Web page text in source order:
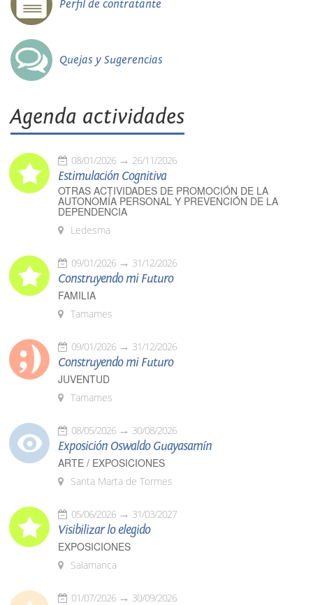
Perfil de contratante
Quejas y Sugerencias
Agenda actividades
08/01/2026 26/11/2026
Estimulación Cognitiva
OTRAS ACTIVIDADES DE PROMOCIÓN DE LA
AUTONOMÍA PERSONAL Y PREVENCIÓN DE LA
DEPENDENCIA
Ledesma
09/01/2026 31/12/2026
Construyendo mi Futuro
FAMILIA
Tamames
09/01/2026 31/12/2026
Construyendo mi Futuro
JUVENTUD
Tamames
08/05/2026 30/08/2026
Exposición Oswaldo Guayasamín
ARTE / EXPOSICIONES
Santa Marta de Tormes
05/06/2026 31/03/2027
Visibilizar lo elegido
EXPOSICIONES
Salamanca
01/07/2026 30/09/2026